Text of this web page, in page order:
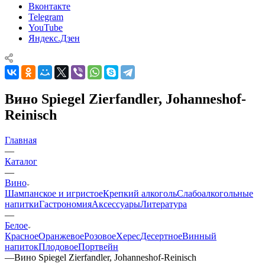
Вконтакте
Telegram
YouTube
Яндекс.Дзен
Вино Spiegel Zierfandler, Johanneshof-
Reinisch
Главная
—
Каталог
—
Вино
Шампанское и игристоеКрепкий алкогольСлабоалкогольные
напиткиГастрономияАксессуарыЛитература
—
Белое
КрасноеОранжевоеРозовоеХересДесертноеВинный
напитокПлодовоеПортвейн
—Вино Spiegel Zierfandler, Johanneshof-Reinisch